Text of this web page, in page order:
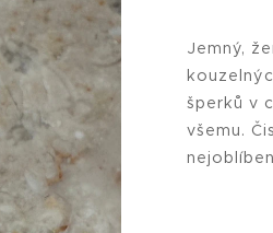
Jemný,
šperků v
všemu.